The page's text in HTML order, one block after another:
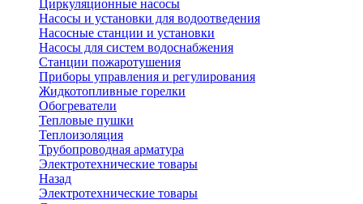
Циркуляционные насосы
Насосы и установки для водоотведения
Насосные станции и установки
Насосы для систем водоснабжения
Станции пожаротушения
Приборы управления и регулирования
Жидкотопливные горелки
Обогреватели
Тепловые пушки
Теплоизоляция
Трубопроводная арматура
Электротехнические товары
Назад
Электротехнические товары